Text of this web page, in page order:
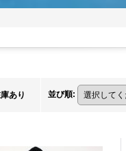
あり 並び順: